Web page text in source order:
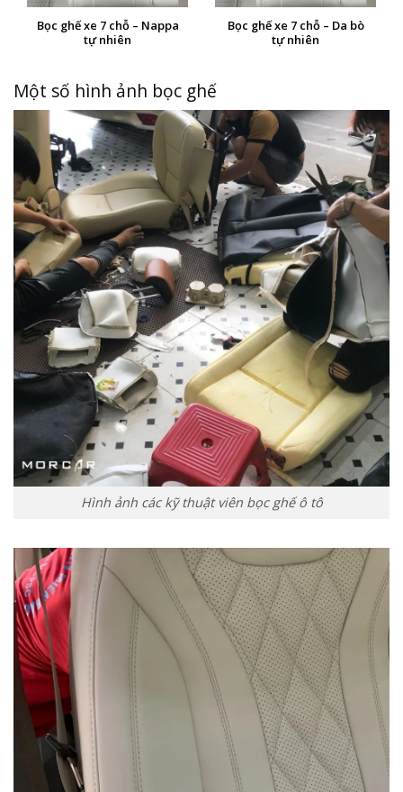
Bọc ghế xe 7 chỗ – Nappa
tự nhiên
Bọc ghế xe 7 chỗ – Da bò
tự nhiên
Một số hình ảnh bọc ghế
Hình ảnh các kỹ thuật viên bọc ghế ô tô